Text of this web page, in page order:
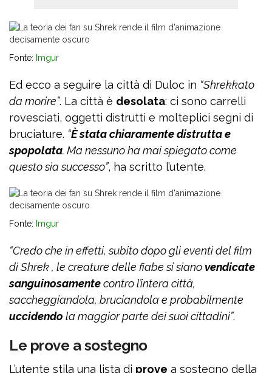
Fonte: Imgur
Ed ecco a seguire la città di Duloc in “Shrekkato
da morire”. La città è desolata: ci sono carrelli
rovesciati, oggetti distrutti e molteplici segni di
bruciature. “È stata chiaramente distrutta e
spopolata. Ma nessuno ha mai spiegato come
questo sia successo”, ha scritto l’utente.
Fonte: Imgur
“Credo che in effetti, subito dopo gli eventi del film
di Shrek , le creature delle fiabe si siano vendicate
sanguinosamentecontro l’intera città,
saccheggiandola, bruciandola e probabilmente
uccidendo la maggior parte dei suoi cittadini”.
Le prove a sostegno
L’utente stila una lista di prove a sostegno della